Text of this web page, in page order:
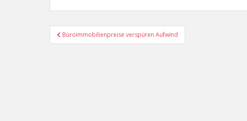
Beitragsnavigation
Büroimmobilienpreise verspüren Aufwind